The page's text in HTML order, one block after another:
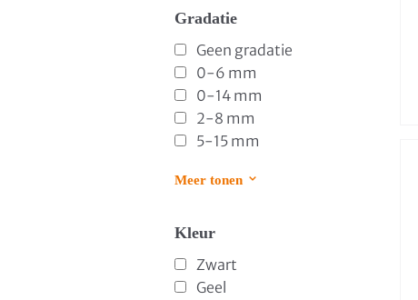
Gradatie
Geen gradatie
0-6 mm
0-14 mm
2-8 mm
5-15 mm
Meer tonen
Kleur
Zwart
Geel